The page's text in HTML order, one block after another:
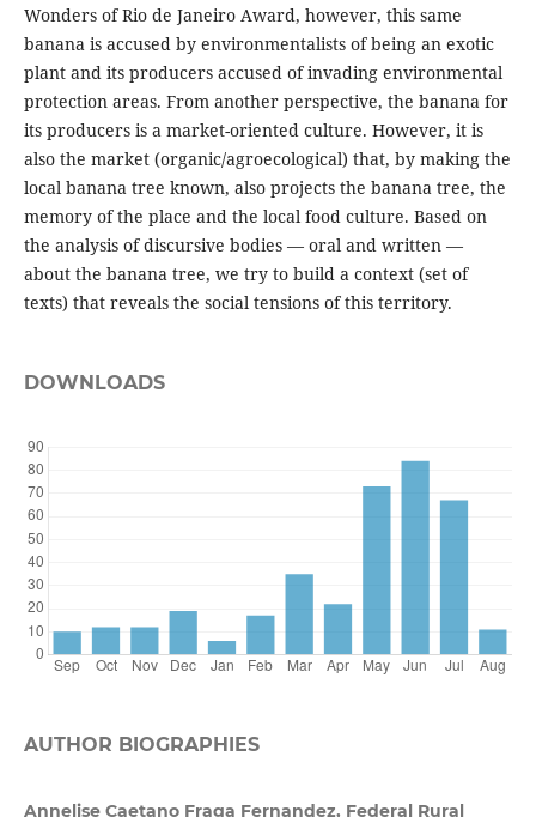
Wonders of Rio de Janeiro Award, however, this same
banana is accused by environmentalists of being an exotic
plant and its producers accused of invading environmental
protection areas. From another perspective, the banana for
its producers is a market-oriented culture. However, it is
also the market (organic/agroecological) that, by making the
local banana tree known, also projects the banana tree, the
memory of the place and the local food culture. Based on
the analysis of discursive bodies — oral and written —
about the banana tree, we try to build a context (set of
texts) that reveals the social tensions of this territory.
DOWNLOADS
AUTHOR BIOGRAPHIES
Annelise Caetano Fraga Fernandez, Federal Rural